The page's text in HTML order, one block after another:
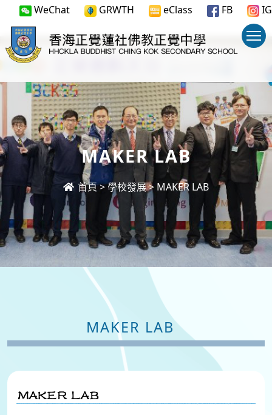
WeChat GRWTH eClass FB IG
MAKER LAB
首頁>學校發展> MAKER LAB
MAKER LAB